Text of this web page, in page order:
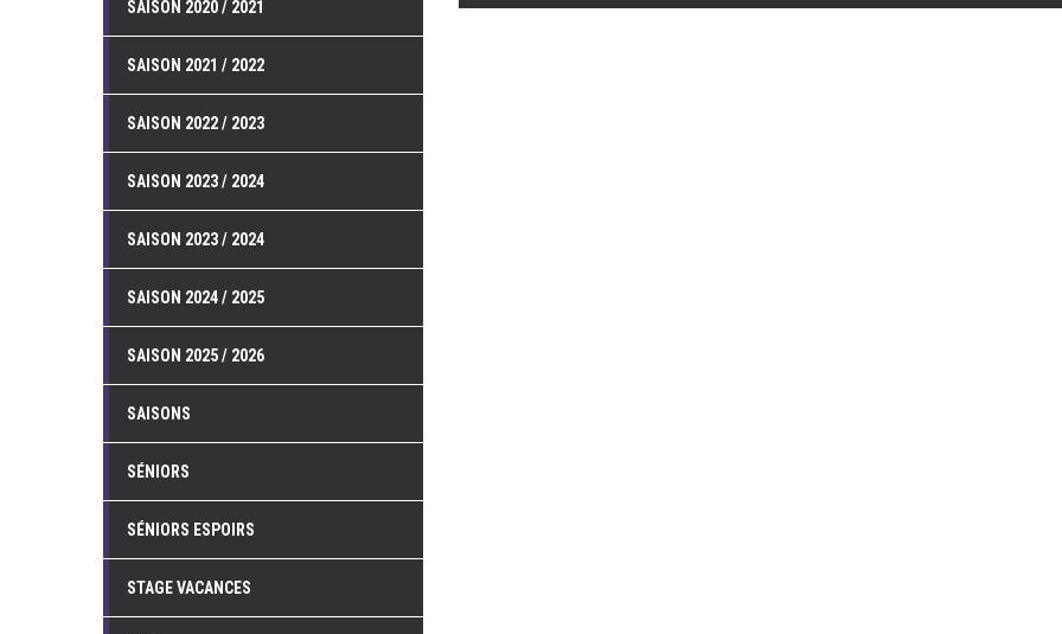
SAISON 2020 / 2021
SAISON 2021 / 2022
SAISON 2022 / 2023
SAISON 2023 / 2024
SAISON 2023 / 2024
SAISON 2024 / 2025
SAISON 2025 / 2026
SAISONS
SÉNIORS
SÉNIORS ESPOIRS
STAGE VACANCES